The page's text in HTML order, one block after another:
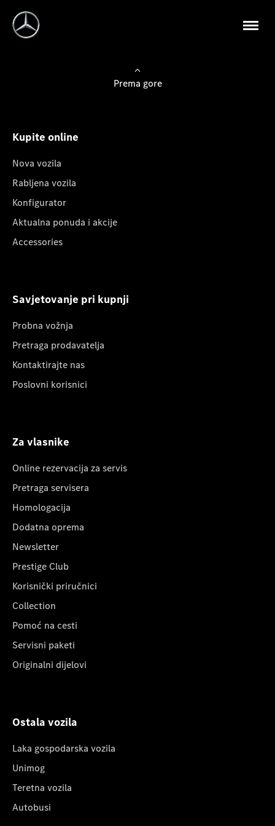
Prema gore
Kupite online
Nova vozila
Rabljena vozila
Konfigurator
Aktualna ponuda i akcije
Accessories
Savjetovanje pri kupnji
Probna vožnja
Pretraga prodavatelja
Kontaktirajte nas
Poslovni korisnici
Za vlasnike
Online rezervacija za servis
Pretraga servisera
Homologacija
Dodatna oprema
Newsletter
Prestige Club
Korisnički priručnici
Collection
Pomoć na cesti
Servisni paketi
Originalni dijelovi
Ostala vozila
Laka gospodarska vozila
Unimog
Teretna vozila
Autobusi